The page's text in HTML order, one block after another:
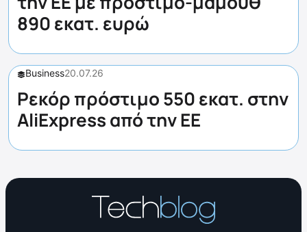
890 εκατ. ευρώ
Business20.07.26
Ρεκόρ πρόστιμο 550 εκατ. στην
AliExpress από την ΕΕ